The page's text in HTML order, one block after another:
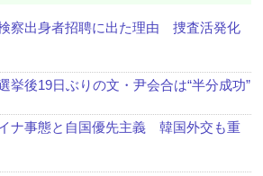
検察出身者招聘に出た理由 捜査活発化
挙後19日ぶりの文・尹会合は“半分成功”
イナ事態と自国優先主義 韓国外交も重